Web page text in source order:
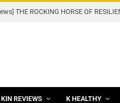
KIN REVIEWS K HEALTHY